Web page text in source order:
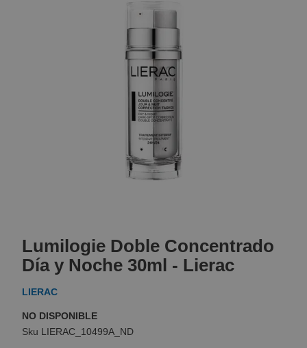
the
beginning
of
the
gallery
Lumilogie Doble Concentrado
Día y Noche 30ml - Lierac
LIERAC
NO DISPONIBLE
LIERAC_10499A_ND